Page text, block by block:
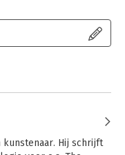
kunstenaar. Hij schrijft